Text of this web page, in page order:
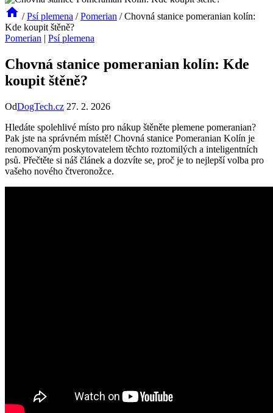
/ Psí plemena / Pomerian / Chovná stanice pomeranian kolín:
Kde koupit štěně?
Pomerian | Psí plemena
Chovná stanice pomeranian kolín: Kde
koupit štěně?
OdDogTech.cz 27. 2. 2026
Hledáte ‍spolehlivé místo pro nákup štěněte plemene pomeranian?
Pak jste na správném místě! ⁢Chovná stanice ⁤Pomeranian Kolín je
renomovaným poskytovatelem těchto roztomilých a inteligentních
psů. Přečtěte si ‌náš článek‌ a dozvíte se,​ proč je to nejlepší volba pro⁤
vašeho nového čtveronožce.